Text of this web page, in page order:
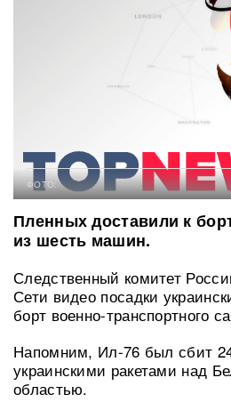
ФОТО:
Пленных доставили к
из шесть машин.
Следственный комитет
Сети видео посадки
борт военно-транспортного
Напомним, Ил-76 был сбит
украинскими ракетами над
областью.